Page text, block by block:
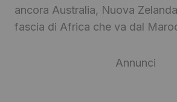
ancora Australia, Nuova
fascia di Africa che va dal
Annunci